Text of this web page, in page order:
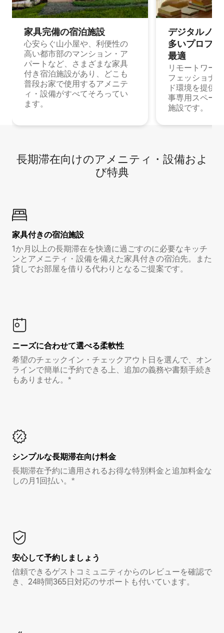
家具完備の宿⁠泊⁠施⁠設
心安らぐ山小屋や、利便性の
高い都市部のマンション・ア
パートなど、さまざまな家具
付き宿泊施設があり、どこも
普段お家で使用するアメニテ
ィ・設備がすべてそろってい
ます。
デジタルノ
多⁠いプ⁠ロ⁠フ⁠
最⁠適
リモートワー
フェッショナ
ド環境を提供
事専用スペー
施設です。
長期滞在向け⁠のア⁠メ⁠ニ⁠テ⁠ィ⁠・設⁠備⁠およ
び特⁠典
家具付き⁠の宿⁠泊⁠施⁠設
1か月以上の長期滞在を快適に過ごすのに必要なキッチ
ンとアメニティ・設備を備えた家具付きの宿泊先。また
貸しでお部屋を借りる代わりとなるご提案です。
ニーズに合わせて選べる柔軟性
希望のチェックイン・チェックアウト日を選んで、オン
ラインで簡単に予約できる上、追加の義務や書類手続き
もありません。*
シンプルな長期滞在向け料金
長期滞在予約に適用されるお得な特別料金と追加料金な
しの月1回払い。*
安心して予約しましょう
信頼できるゲストコミュニティからのレビューを確認で
き、24時間365日対応のサポートも付いています。